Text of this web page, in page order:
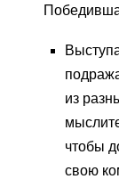
из
чтобы
свою